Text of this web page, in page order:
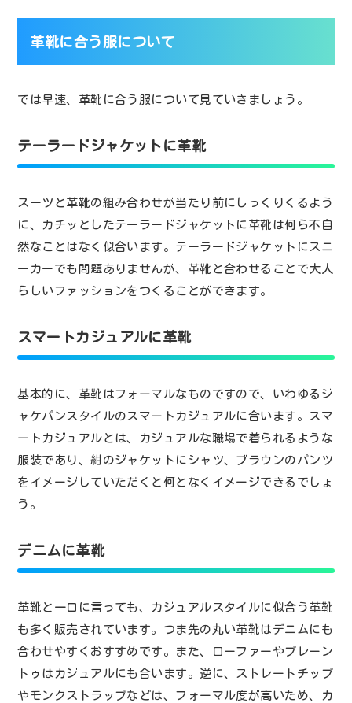
革靴に合う服について
では早速、革靴に合う服について見ていきましょう。
テーラードジャケットに革靴
スーツと革靴の組み合わせが当たり前にしっくりくるよう
に、カチッとしたテーラードジャケットに革靴は何ら不自
然なことはなく似合います。テーラードジャケットにスニ
ーカーでも問題ありませんが、革靴と合わせることで大人
らしいファッションをつくることができます。
スマートカジュアルに革靴
基本的に、革靴はフォーマルなものですので、いわゆるジ
ャケパンスタイルのスマートカジュアルに合います。スマ
ートカジュアルとは、カジュアルな職場で着られるような
服装であり、紺のジャケットにシャツ、ブラウンのパンツ
をイメージしていただくと何となくイメージできるでしょ
う。
デニムに革靴
革靴と一口に言っても、カジュアルスタイルに似合う革靴
も多く販売されています。つま先の丸い革靴はデニムにも
合わせやすくおすすめです。また、ローファーやプレーン
トゥはカジュアルにも合います。逆に、ストレートチップ
やモンクストラップなどは、フォーマル度が高いため、カ